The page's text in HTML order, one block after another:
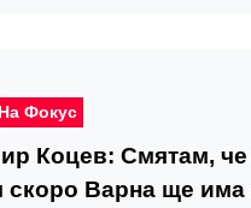
На Фокус
Коцев: Смятам,
скоро Варна ще